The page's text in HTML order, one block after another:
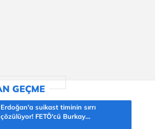
Erdoğan'a suikast timinin sırrı
çözülüyor! FETÖ'cü Burkay